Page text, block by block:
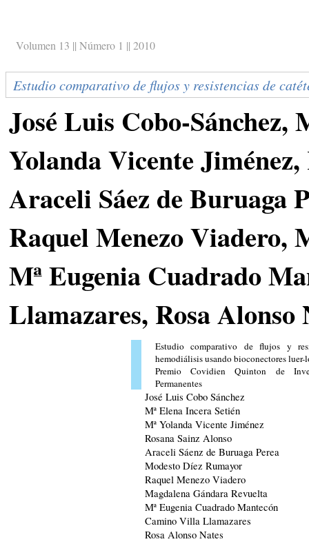
Volumen 13 || Número 1 || 2010
Estudio comparativo de flujos y resistencias de
José Luis Cobo-Sánchez,
Yolanda Vicente
Araceli Sáez de Buruaga
Raquel Menezo Viadero,
Mª Eugenia Cuadrado
Llamazares, Rosa Alonso
Estudio comparativo de flujos y
hemodiálisis usando bioconectores luer-
Premio Covidien Quinton de
Permanentes
José Luis Cobo Sánchez
Mª Elena Incera Setién
Mª Yolanda Vicente Jiménez
Rosana Sainz Alonso
Araceli Sáenz de Buruaga Perea
Modesto Díez Rumayor
Raquel Menezo Viadero
Magdalena Gándara Revuelta
Mª Eugenia Cuadrado Mantecón
Camino Villa Llamazares
Rosa Alonso Nates